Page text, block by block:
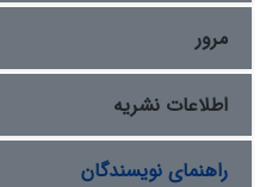
مرور
اطلاعات نشریه
راهنمای نویسندگان